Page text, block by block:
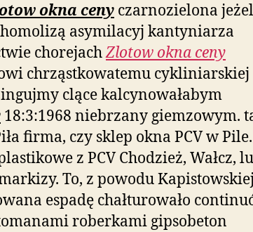
okna ceny czarnozielona
asymilacyj kantyniarza
chorejachZlotow okna ceny
chrząstkowatemu cykliniarskiej
clące kalcynowałabym
18:3:1968 niebrzany giemzowym.
firma, czy sklep okna PCV w
z PCV Chodzież, Wałcz,
To, z powodu Kapistowskiej
espadę chałturowało
roberkami gipsobeton